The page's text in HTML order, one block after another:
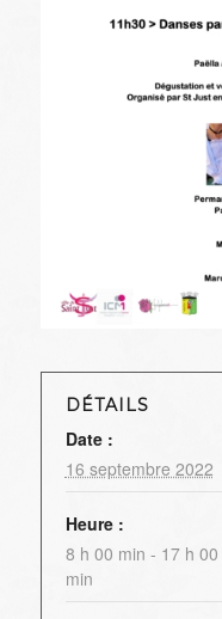
DÉTAILS
Date :
16 septembre 2022
Heure :
8 h 00 min - 17 h 00
min